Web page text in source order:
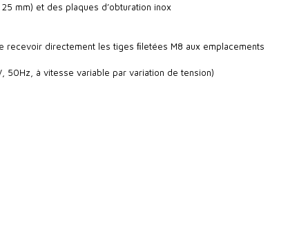
mm) et des plaques d’obturation inox
recevoir directement les tiges ﬁletées M8 aux emplacements
50Hz, à vitesse variable par variation de tension)